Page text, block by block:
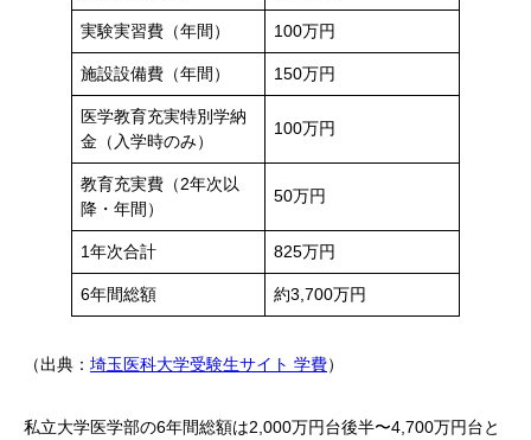
実験実習費（年間） 100万円
施設設備費（年間） 150万円
医学教育充実特別学納
金（入学時のみ）
100万円
教育充実費（2年次以
降・年間）
50万円
1年次合計 825万円
6年間総額 約3,700万円
（出典： 埼玉医科大学受験生サイト 学費）
私立大学医学部の6年間総額は2,000万円台後半〜4,700万円台と